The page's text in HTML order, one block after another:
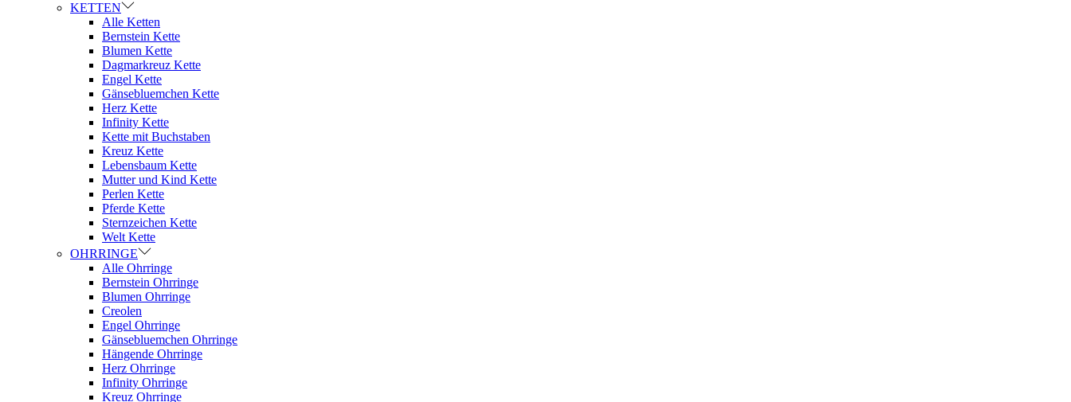
KETTEN
Alle Ketten
Bernstein Kette
Blumen Kette
Dagmarkreuz Kette
Engel Kette
Gänsebluemchen Kette
Herz Kette
Infinity Kette
Kette mit Buchstaben
Kreuz Kette
Lebensbaum Kette
Mutter und Kind Kette
Perlen Kette
Pferde Kette
Sternzeichen Kette
Welt Kette
OHRRINGE
Alle Ohrringe
Bernstein Ohrringe
Blumen Ohrringe
Creolen
Engel Ohrringe
Gänsebluemchen Ohrringe
Hängende Ohrringe
Herz Ohrringe
Infinity Ohrringe
Kreuz Ohrringe